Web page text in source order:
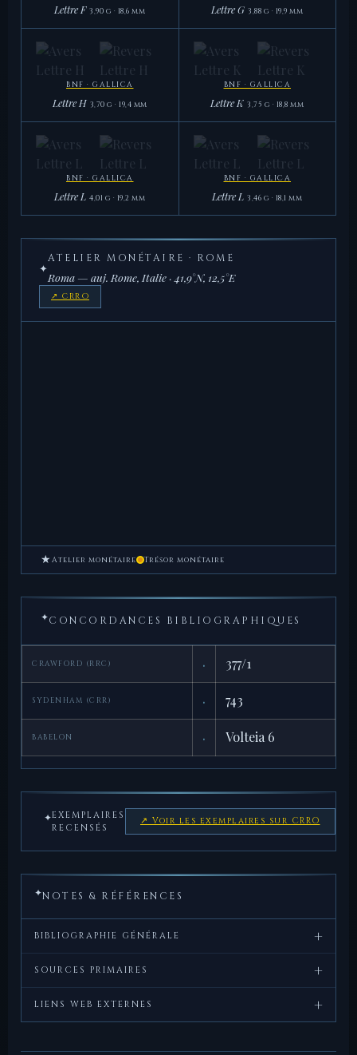
Lettre F 3,90 g · 18,6 mm
BNF · GALLICA
Lettre F
3,90 g
Lettre G 3,88 g · 19,9 mm
BNF · GALLICA
Lettre G
3,88 g
BNF · GALLICA
Lettre H 3,70 g · 19,4 mm
BNF · GALLICA
Lettre H
3,70 g
BNF · GALLICA
Lettre K 3,75 g · 18,8 mm
BNF · GALLICA
Lettre K
3,75 g
BNF · GALLICA
Lettre L 4,01 g · 19,2 mm
BNF · GALLICA
Lettre L
BNF · GALLICA
Lettre L 3,46 g · 18,1 mm
BNF · GALLICA
✦
ATELIER MONÉTAIRE · ROME
Roma — auj. Rome, Italie · 41,9°N, 12,5°E
↗ CRRO
★ Atelier monétaire Trésor monétaire
✦CONCORDANCES BIBLIOGRAPHIQUES
CRAWFORD (RRC) · 377/1
SYDENHAM (CRR) · 743
BABELON · Volteia 6
✦EXEMPLAIRES
RECENSÉS
↗ Voir les exemplaires sur CRRO
✦NOTES & RÉFÉRENCES
BIBLIOGRAPHIE GÉNÉRALE +
Crawford,
M.H.,
Roman
Republican
Coinage
University Press, 1974.
SOURCES PRIMAIRES +
Cicéron, Epistulae ad Atticum
LIENS WEB EXTERNES +